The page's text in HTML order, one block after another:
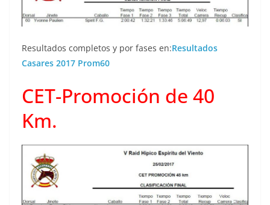
Resultados completos y por fases en:Resultados
Casares 2017 Prom60
CET-Promoción de 40
Km.